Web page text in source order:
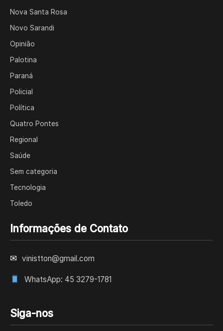
Nova Santa Rosa
Novo Sarandi
Opinião
Palotina
Paraná
Policial
Política
Quatro Pontes
Regional
Saúde
Sem categoria
Tecnologia
Toledo
Informações de Contato
✉ vinistton@gmail.com
WhatsApp: 45 3279-1781
Siga-nos